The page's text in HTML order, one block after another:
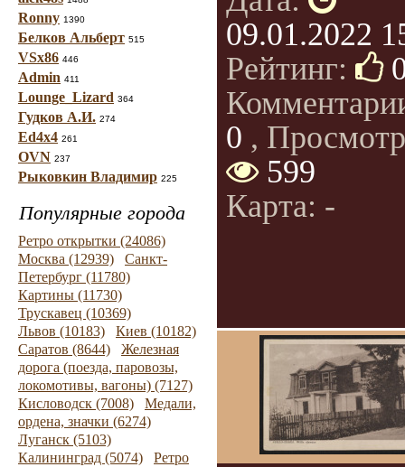
Ronny 1390
Белков Альберт 515
VSx86 446
Admin 411
Lounge_Lizard 364
Гудков А.И. 274
Ed4x4 261
OVN 237
Рыковкин Владимир 225
Популярные города
Ретро открытки (24086)
Москва (12939)
Санкт-
Петербург (11780)
Картины (11730)
Трускавец (10369)
Львов (10183)
Киев (10182)
Саратов (8644)
Железная
дорога (поезда, паровозы,
локомотивы, вагоны) (7127)
Кисловодск (7008)
Медали,
ордена, значки (6274)
Луганск (5103)
Калининград (5074)
Ретро
09.01.2022
Рейтинг:
0 ,
599
Карта: -